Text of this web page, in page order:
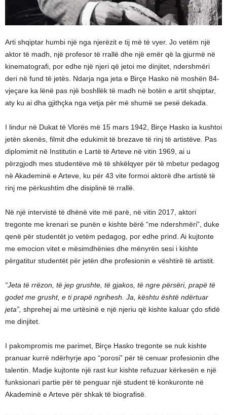
Arti shqiptar humbi një nga njerëzit e tij më të vyer. Jo vetëm një
aktor të madh, një profesor të rrallë dhe një emër që la gjurmë në
kinematografi, por edhe një njeri që jetoi me dinjitet, ndershmëri
deri në fund të jetës. Ndarja nga jeta e Birçe Hasko në moshën 84-
vjeçare ka lënë pas një boshllëk të madh në botën e artit shqiptar,
aty ku ai dha gjithçka nga vetja për më shumë se pesë dekada.
I lindur në Dukat të Vlorës më 15 mars 1942, Birçe Hasko ia kushtoi
jetën skenës, filmit dhe edukimit të brezave të rinj të artistëve. Pas
diplomimit në Institutin e Lartë të Arteve në vitin 1969, ai u
përzgjodh mes studentëve më të shkëlqyer për të mbetur pedagog
në Akademinë e Arteve, ku për 43 vite formoi aktorë dhe artistë të
rinj me përkushtim dhe disiplinë të rrallë.
Në një intervistë të dhënë vite më parë, në vitin 2017, aktori
tregonte me krenari se punën e kishte bërë “me ndershmëri”, duke
qenë për studentët jo vetëm pedagog, por edhe prind. Ai kujtonte
me emocion vitet e mësimdhënies dhe mënyrën sesi i kishte
përgatitur studentët për jetën dhe profesionin e vështirë të artistit.
“Jeta të rrëzon, të jep grushte, të gjakos, të ngre përsëri, prapë të
godet me grusht, e ti prapë ngrihesh. Ja, kështu është ndërtuar
jeta”, shprehej ai me urtësinë e një njeriu që kishte kaluar çdo sfidë
me dinjitet.
I pakompromis me parimet, Birçe Hasko tregonte se nuk kishte
pranuar kurrë ndërhyrje apo “porosi” për të cenuar profesionin dhe
talentin. Madje kujtonte një rast kur kishte refuzuar kërkesën e një
funksionari partie për të penguar një student të konkuronte në
Akademinë e Arteve për shkak të biografisë.